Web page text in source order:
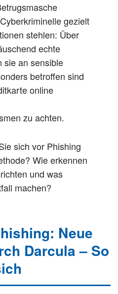
gezielt
stehlen: Über
echte
sie an sensible
betroffen sind
online
zu achten.
sich vor Phishing
Wie erkennen
und was
machen?
Neue
Darcula – So